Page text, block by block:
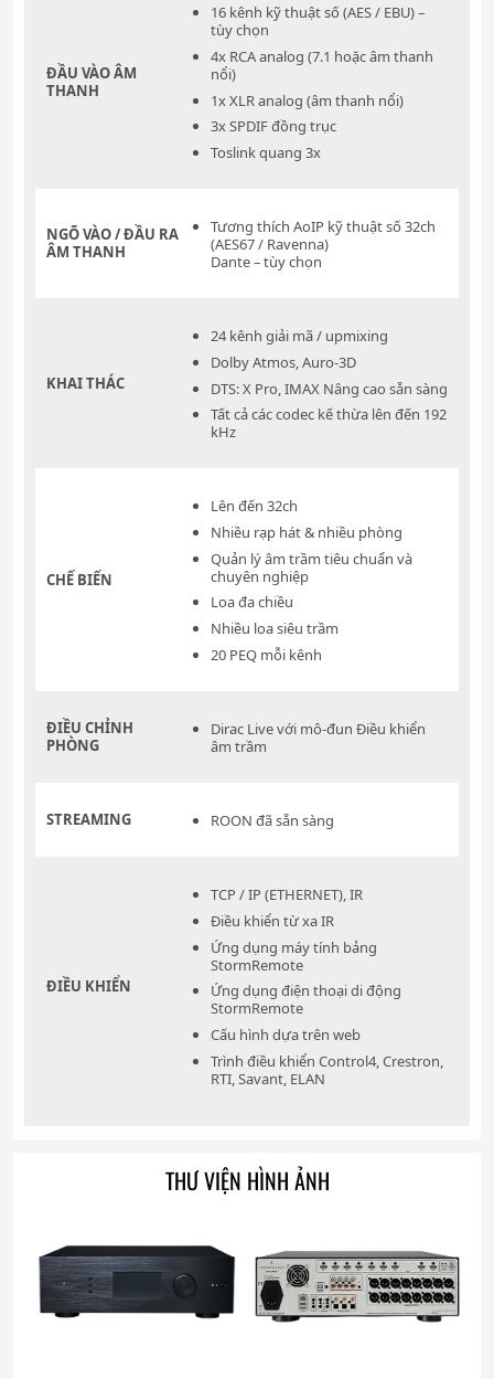
ĐẦU VÀO ÂM
THANH
16 kênh kỹ thuật số (AES / EBU) –
tùy chọn
4x RCA analog (7.1 hoặc âm thanh
nổi)
1x XLR analog (âm thanh nổi)
3x SPDIF đồng trục
Toslink quang 3x
NGÕ VÀO / ĐẦU RA
ÂM THANH
Tương thích AoIP kỹ thuật số 32ch
(AES67 / Ravenna)
Dante – tùy chọn
KHAI THÁC
24 kênh giải mã / upmixing
Dolby Atmos, Auro-3D
DTS: X Pro, IMAX Nâng cao sẵn sàng
Tất cả các codec kế thừa lên đến 192
kHz
CHẾ BIẾN
Lên đến 32ch
Nhiều rạp hát & nhiều phòng
Quản lý âm trầm tiêu chuẩn và
chuyên nghiệp
Loa đa chiều
Nhiều loa siêu trầm
20 PEQ mỗi kênh
ĐIỀU CHỈNH
PHÒNG
Dirac Live với mô-đun Điều khiển
âm trầm
STREAMING ROON đã sẵn sàng
ĐIỀU KHIỂN
TCP / IP (ETHERNET), IR
Điều khiển từ xa IR
Ứng dụng máy tính bảng
StormRemote
Ứng dụng điện thoại di động
StormRemote
Cấu hình dựa trên web
Trình điều khiển Control4, Crestron,
RTI, Savant, ELAN
THƯ VIỆN HÌNH ẢNH